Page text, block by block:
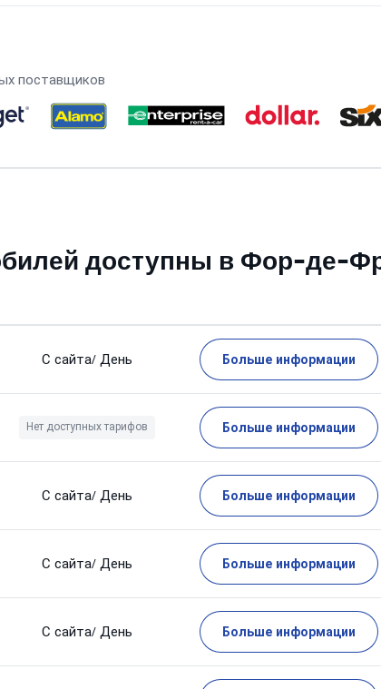
поставщиков
доступны в Фор-де-
С сайта/ День Больше информации
Нет доступных тарифов Больше информации
С сайта/ День Больше информации
С сайта/ День Больше информации
С сайта/ День Больше информации